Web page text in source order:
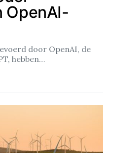
OpenAI-
door OpenAI, de
hebben…